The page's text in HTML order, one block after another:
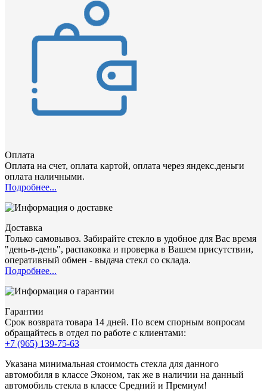
Оплата
Оплата на счет, оплата картой, оплата через яндекс.деньги
оплата наличными.
Подробнее...
Доставка
Только самовывоз. Забирайте стекло в удобное для Вас время
"день-в-день", распаковка и проверка в Вашем присутствии,
оперативный обмен - выдача стекл со склада.
Подробнее...
Гарантии
Срок возврата товара 14 дней. По всем спорным вопросам
обращайтесь в отдел по работе с клиентами:
+7 (965) 139-75-63
Указана минимальная стоимость стекла для данного
автомобиля в классе Эконом, так же в наличии на данный
автомобиль стекла в классе Средний и Премиум!